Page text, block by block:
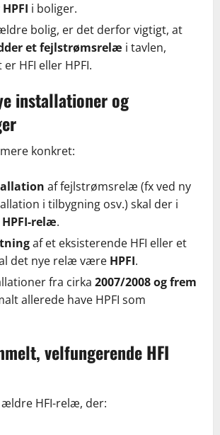
i boliger.
bolig, er det derfor vigtigt, at
et fejlstrømsrelæ i tavlen,
HFI eller HPFI.
installationer og
konkret:
af fejlstrømsrelæ (fx ved ny
i tilbygning osv.) skal der i
HPFI-relæ.
af et eksisterende HFI eller et
det nye relæ være HPFI.
fra cirka 2007/2008 og frem
allerede have HPFI som
velfungerende HFI
HFI-relæ, der: